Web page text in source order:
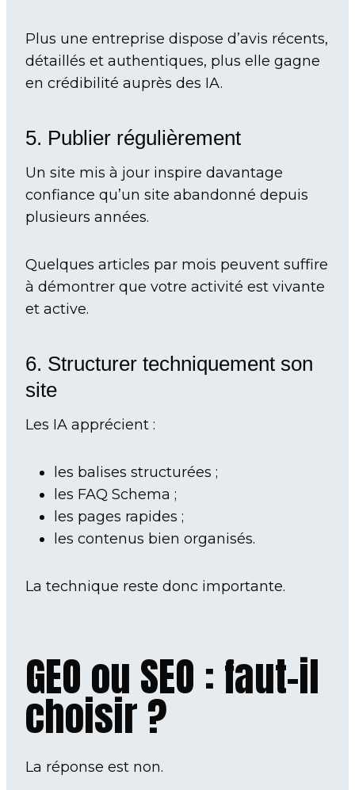
Plus une entreprise dispose d’avis récents,
détaillés et authentiques, plus elle gagne
en crédibilité auprès des IA.
5. Publier régulièrement
Un site mis à jour inspire davantage
confiance qu’un site abandonné depuis
plusieurs années.
Quelques articles par mois peuvent suffire
à démontrer que votre activité est vivante
et active.
6. Structurer techniquement son
site
Les IA apprécient :
les balises structurées ;
les FAQ Schema ;
les pages rapides ;
les contenus bien organisés.
La technique reste donc importante.
GEO ou SEO : faut-il
choisir ?
La réponse est non.